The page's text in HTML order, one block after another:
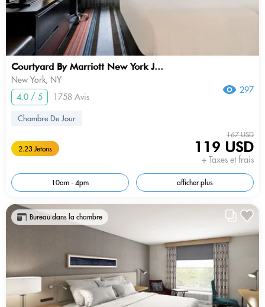
Courtyard By Marriott New York J...
New York, NY
4.0 / 5
1758 Avis
297
Chambre De Jour
2.23 Jetons
167 USD
119 USD
+ Taxes et frais
10am - 4pm afficher plus
Bureau dans la chambre